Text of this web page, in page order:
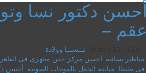
أحسن دكتور نسا
عقم –
نـــســـا وولادة
مناظير نسائية
أحسن مركز حقن مجهرى فى
فى طنطا
متابعة الحمل بالموجات الصوتية أحسن